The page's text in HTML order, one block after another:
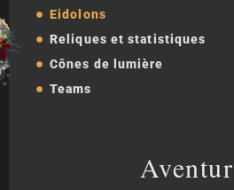
Eidolons
Reliques et statistiques
Cônes de lumière
Teams